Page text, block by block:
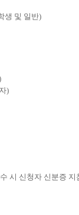
생 및 일반)
)
시 신청자 신분증 지